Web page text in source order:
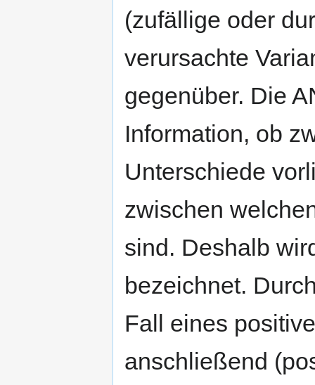
(zufällige oder
verursachte
gegenüber. Die
Information, ob
Unterschiede
zwischen
sind. Deshalb
bezeichnet.
Fall eines
anschließend